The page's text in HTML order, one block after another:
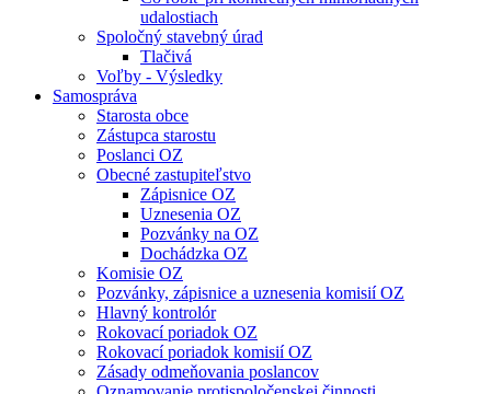
udalostiach
Spoločný stavebný úrad
Tlačivá
Voľby - Výsledky
Samospráva
Starosta obce
Zástupca starostu
Poslanci OZ
Obecné zastupiteľstvo
Zápisnice OZ
Uznesenia OZ
Pozvánky na OZ
Dochádzka OZ
Komisie OZ
Pozvánky, zápisnice a uznesenia komisií OZ
Hlavný kontrolór
Rokovací poriadok OZ
Rokovací poriadok komisií OZ
Zásady odmeňovania poslancov